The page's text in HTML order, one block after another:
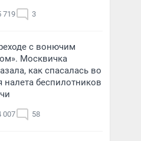
719 3
с вонючим
Москвичка
как спасалась во
налета беспилотников
007 58